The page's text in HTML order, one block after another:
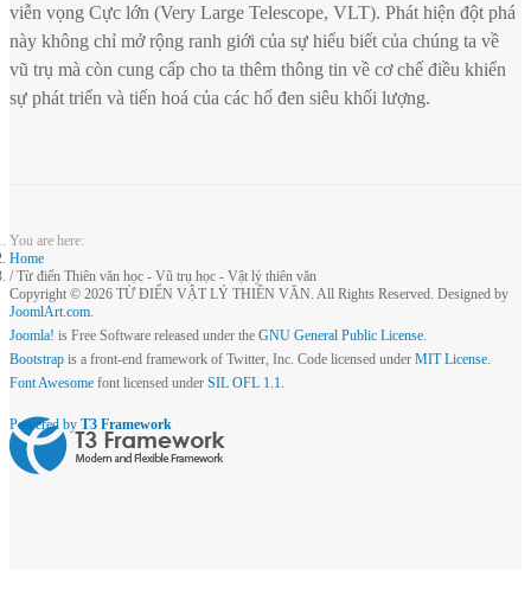
viễn vọng Cực lớn (Very Large Telescope, VLT). Phát hiện đột phá
này không chỉ mở rộng ranh giới của sự hiểu biết của chúng ta về
vũ trụ mà còn cung cấp cho ta thêm thông tin về cơ chế điều khiển
sự phát triển và tiến hoá của các hố đen siêu khối lượng.
You are here:
Home
Từ điển Thiên văn học - Vũ trụ học - Vật lý thiên văn
Copyright © 2026 TỪ ĐIỂN VẬT LÝ THIÊN VĂN. All Rights Reserved. Designed by
JoomlArt.com
Joomla! is Free Software released under the GNU General Public License.
Bootstrap is a front-end framework of Twitter, Inc. Code licensed under MIT License.
Font Awesome font licensed under SIL OFL 1.1
Powered by T3 Framework